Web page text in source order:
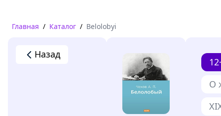
Главная / Каталог / Belolobyi
Назад
О